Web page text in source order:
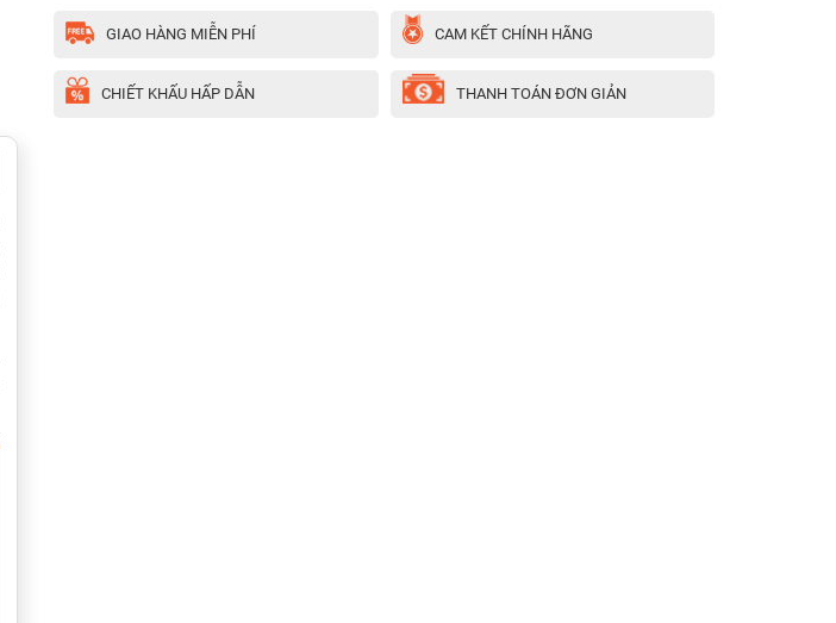
GIAO HÀNG MIỄN PHÍ CAM KẾT CHÍNH HÃNG
CHIẾT KHẤU HẤP DẪN THANH TOÁN ĐƠN GIẢN